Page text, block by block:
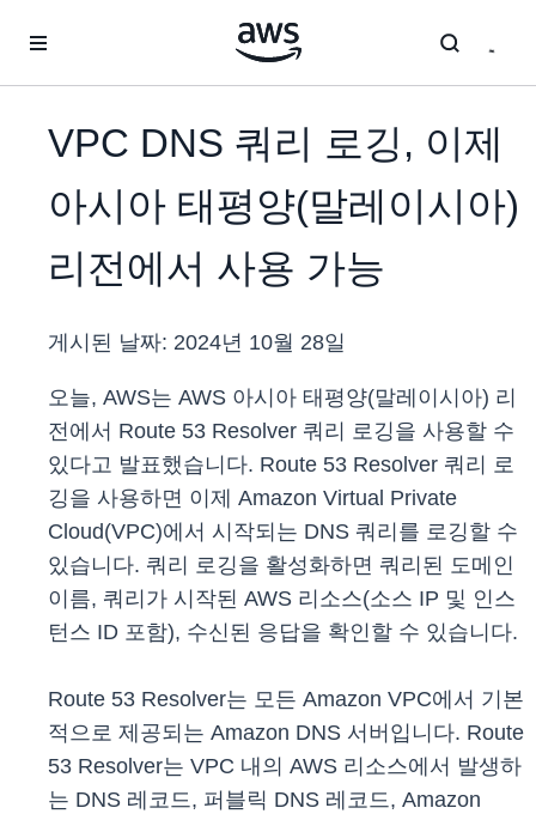
VPC DNS 쿼리 로깅, 이제
아시아 태평양(말레이시아)
리전에서 사용 가능
게시된 날짜: 2024년 10월 28일
오늘, AWS는 AWS 아시아 태평양(말레이시아) 리
전에서 Route 53 Resolver 쿼리 로깅을 사용할 수
있다고 발표했습니다. Route 53 Resolver 쿼리 로
깅을 사용하면 이제 Amazon Virtual Private
Cloud(VPC)에서 시작되는 DNS 쿼리를 로깅할 수
있습니다. 쿼리 로깅을 활성화하면 쿼리된 도메인
이름, 쿼리가 시작된 AWS 리소스(소스 IP 및 인스
턴스 ID 포함), 수신된 응답을 확인할 수 있습니다.
Route 53 Resolver는 모든 Amazon VPC에서 기본
적으로 제공되는 Amazon DNS 서버입니다. Route
53 Resolver는 VPC 내의 AWS 리소스에서 발생하
는 DNS 레코드, 퍼블릭 DNS 레코드, Amazon